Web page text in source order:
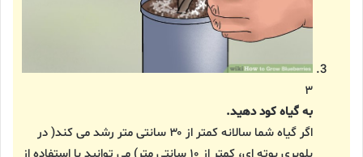
۳
به گیاه کود دهید.
اگر گیاه شما سالانه کمتر از ۳۰ سانتی متر رشد می کند( در